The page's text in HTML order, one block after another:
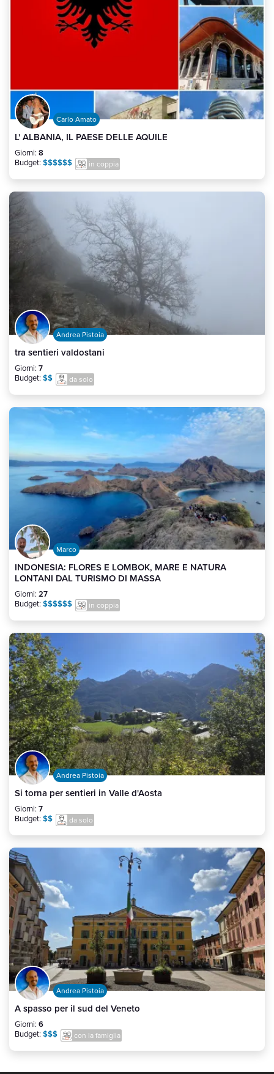
Carlo Amato
L' ALBANIA, IL PAESE DELLE AQUILE
Giorni: 8
Budget: $$$$$$ in coppia
Andrea Pistoia
tra sentieri valdostani
Giorni: 7
Budget: $$ da solo
Marco
INDONESIA: FLORES E LOMBOK, MARE E NATURA
LONTANI DAL TURISMO DI MASSA
Giorni: 27
Budget: $$$$$$ in coppia
Andrea Pistoia
Si torna per sentieri in Valle d'Aosta
Giorni: 7
Budget: $$ da solo
Andrea Pistoia
A spasso per il sud del Veneto
Giorni: 6
Budget: $$$ con la famiglia